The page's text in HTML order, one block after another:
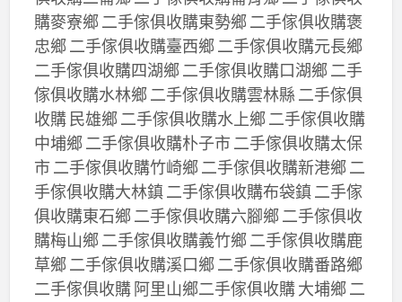
購麥寮鄉 二手傢俱收購東勢鄉 二手傢俱收購褒
忠鄉 二手傢俱收購臺西鄉 二手傢俱收購元長鄉
二手傢俱收購四湖鄉 二手傢俱收購口湖鄉 二手
傢俱收購水林鄉 二手傢俱收購雲林縣 二手傢俱
收購 民雄鄉 二手傢俱收購水上鄉 二手傢俱收購
中埔鄉 二手傢俱收購朴子市 二手傢俱收購太保
市 二手傢俱收購竹崎鄉 二手傢俱收購新港鄉 二
手傢俱收購大林鎮 二手傢俱收購布袋鎮 二手傢
俱收購東石鄉 二手傢俱收購六腳鄉 二手傢俱收
購梅山鄉 二手傢俱收購義竹鄉 二手傢俱收購鹿
草鄉 二手傢俱收購溪口鄉 二手傢俱收購番路鄉
二手傢俱收購 阿里山鄉二手傢俱收購 大埔鄉 二